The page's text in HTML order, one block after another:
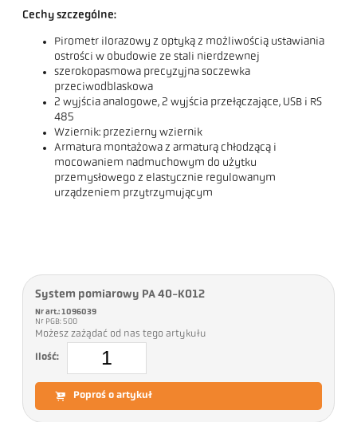
Cechy szczególne:
Pirometr ilorazowy z optyką z możliwością ustawiania
ostrości w obudowie ze stali nierdzewnej
szerokopasmowa precyzyjna soczewka
przeciwodblaskowa
2 wyjścia analogowe, 2 wyjścia przełączające, USB i RS
485
Wziernik: przezierny wziernik
Armatura montażowa z armaturą chłodzącą i
mocowaniem nadmuchowym do użytku
przemysłowego z elastycznie regulowanym
urządzeniem przytrzymującym
System pomiarowy PA 40-K012
Nr art.: 1096039
Nr PGB: 500
Możesz zażądać od nas tego artykułu
Ilość:
Poproś o artykuł